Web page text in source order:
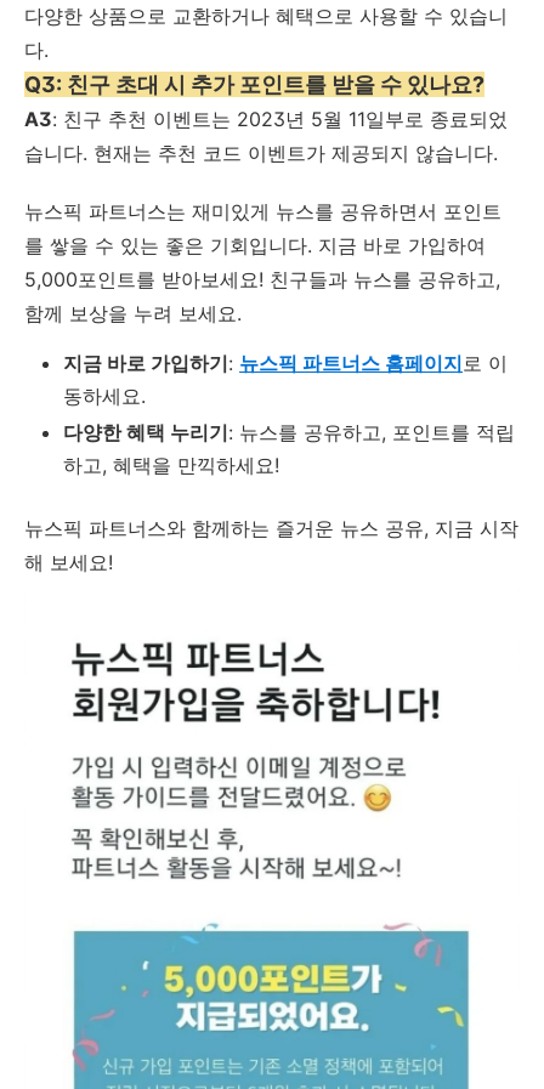
다양한 상품으로 교환하거나 혜택으로 사용할 수 있습니
다.
Q3: 친구 초대 시 추가 포인트를 받을 수 있나요?
A3: 친구 추천 이벤트는 2023년 5월 11일부로 종료되었
습니다. 현재는 추천 코드 이벤트가 제공되지 않습니다.
뉴스픽 파트너스는 재미있게 뉴스를 공유하면서 포인트
를 쌓을 수 있는 좋은 기회입니다. 지금 바로 가입하여
5,000포인트를 받아보세요! 친구들과 뉴스를 공유하고,
함께 보상을 누려 보세요.
지금 바로 가입하기: 뉴스픽 파트너스 홈페이지 로 이
동하세요.
다양한 혜택 누리기: 뉴스를 공유하고, 포인트를 적립
하고, 혜택을 만끽하세요!
뉴스픽 파트너스와 함께하는 즐거운 뉴스 공유, 지금 시작
해 보세요!